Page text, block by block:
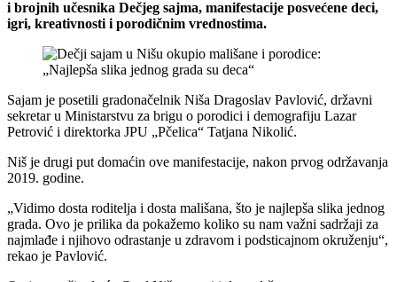
i brojnih učesnika Dečjeg sajma, manifestacije posvećene deci,
igri, kreativnosti i porodičnim vrednostima.
Sajam je posetili gradonačelnik Niša Dragoslav Pavlović, državni
sekretar u Ministarstvu za brigu o porodici i demografiju Lazar
Petrović i direktorka JPU „Pčelica“ Tatjana Nikolić.
Niš je drugi put domaćin ove manifestacije, nakon prvog održavanja
2019. godine.
„Vidimo dosta roditelja i dosta mališana, što je najlepša slika jednog
grada. Ovo je prilika da pokažemo koliko su nam važni sadržaji za
najmlađe i njihovo odrastanje u zdravom i podsticajnom okruženju“,
rekao je Pavlović.